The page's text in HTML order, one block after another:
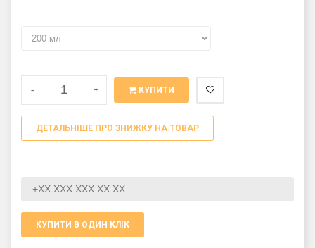
- + КУПИТИ
ДЕТАЛЬНІШЕ ПРО ЗНИЖКУ НА ТОВАР
КУПИТИ В ОДИН КЛІК